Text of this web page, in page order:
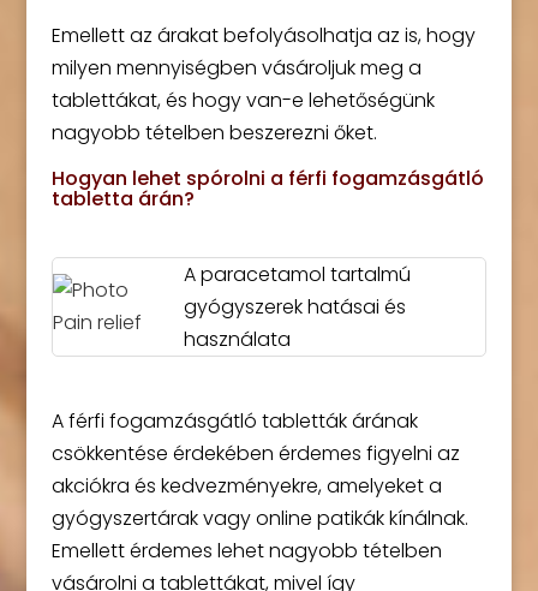
Emellett az árakat befolyásolhatja az is, hogy
milyen mennyiségben vásároljuk meg a
tablettákat, és hogy van-e lehetőségünk
nagyobb tételben beszerezni őket.
Hogyan lehet spórolni a férfi fogamzásgátló
tabletta árán?
A paracetamol tartalmú
gyógyszerek hatásai és
használata
A férfi fogamzásgátló tabletták árának
csökkentése érdekében érdemes figyelni az
akciókra és kedvezményekre, amelyeket a
gyógyszertárak vagy online patikák kínálnak.
Emellett érdemes lehet nagyobb tételben
vásárolni a tablettákat, mivel így